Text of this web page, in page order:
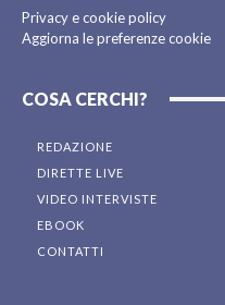
Privacy e cookie policy
Aggiorna le preferenze cookie
COSA CERCHI?
REDAZIONE
DIRETTE LIVE
VIDEO INTERVISTE
EBOOK
CONTATTI